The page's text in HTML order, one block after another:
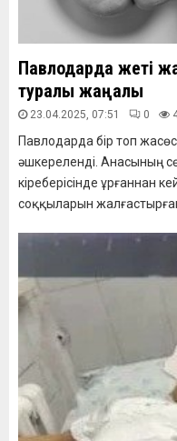
Павлодарда жеті
туралы жаңалық
23.04.2025, 07:51 0
Павлодарда бір топ
әшкереленді. Анасының
кіреберісінде ұрғаннан
соққыларын